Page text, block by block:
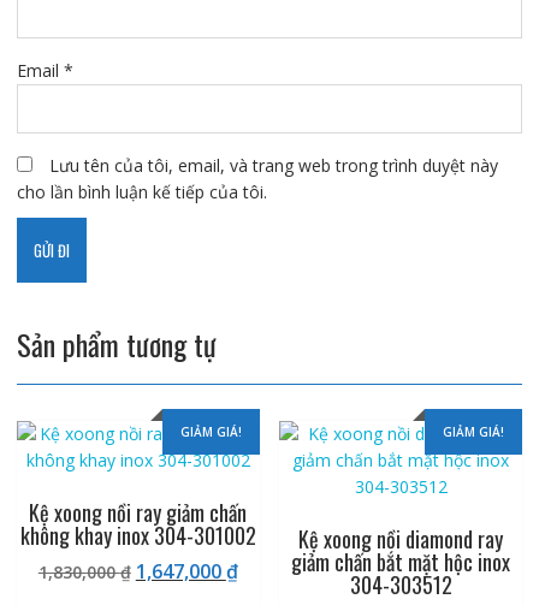
Email *
Lưu tên của tôi, email, và trang web trong trình duyệt này
cho lần bình luận kế tiếp của tôi.
Sản phẩm tương tự
GIẢM GIÁ!
Kệ xoong nồi ray giảm chấn
không khay inox 304-301002
1,830,000₫ Giá
1,647,000₫Giá
GIẢM GIÁ!
Kệ xoong nồi diamond ray
giảm chấn bắt mặt hộc inox
304-303512